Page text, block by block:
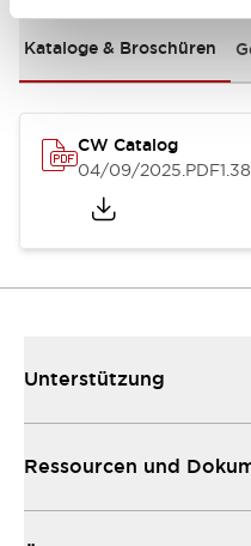
Kataloge & Broschüren
CW Catalog
04/09/2025.PDF
Unterstützung
Ressourcen und